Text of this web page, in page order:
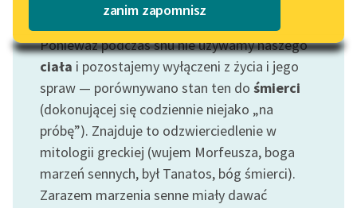
Lektury szkolne i klasyka
literatury do słuchania dla
uczennic i uczniów z
niepełnosprawnościami
E-kolekcja lektur
szkolnych i literatury do
słuchania dla uczennic i
uczniów z
zanim zapomnisz
Motyw: Sen
Ponieważ podczas snu nie używamy naszego
ciała i pozostajemy wyłączeni z życia i jego
spraw — porównywano stan ten do śmierci
(dokonującej się codziennie niejako „na
próbę”). Znajduje to odzwierciedlenie w
mitologii greckiej (wujem Morfeusza, boga
marzeń sennych, był Tanatos, bóg śmierci).
Zarazem marzenia senne miały dawać